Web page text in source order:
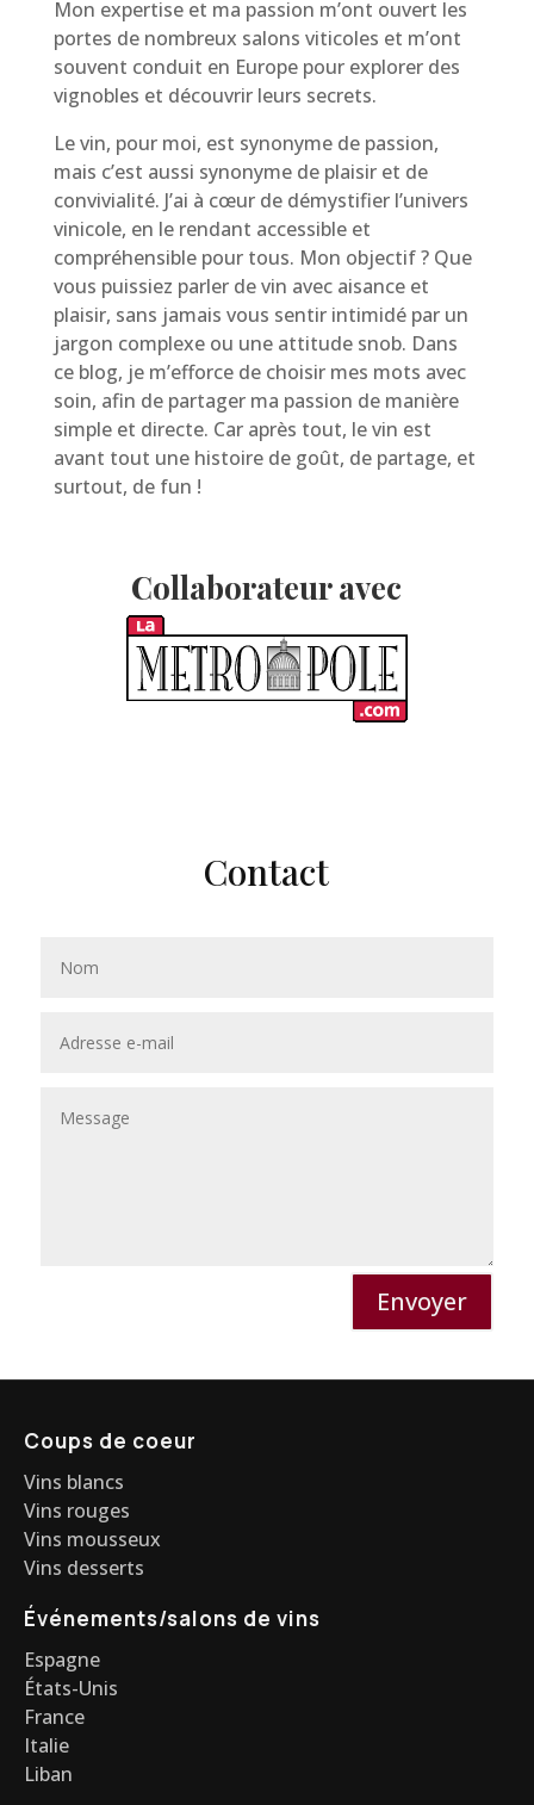
Mon expertise et ma passion m’ont ouvert les
portes de nombreux salons viticoles et m’ont
souvent conduit en Europe pour explorer des
vignobles et découvrir leurs secrets.
Le vin, pour moi, est synonyme de passion,
mais c’est aussi synonyme de plaisir et de
convivialité. J’ai à cœur de démystifier l’univers
vinicole, en le rendant accessible et
compréhensible pour tous. Mon objectif ? Que
vous puissiez parler de vin avec aisance et
plaisir, sans jamais vous sentir intimidé par un
jargon complexe ou une attitude snob. Dans
ce blog, je m’efforce de choisir mes mots avec
soin, afin de partager ma passion de manière
simple et directe. Car après tout, le vin est
avant tout une histoire de goût, de partage, et
surtout, de fun !
Collaborateur avec
Contact
Envoyer
Coups de coeur
Vins blancs
Vins rouges
Vins mousseux
Vins desserts
Événements/salons de vins
Espagne
États-Unis
France
Italie
Liban